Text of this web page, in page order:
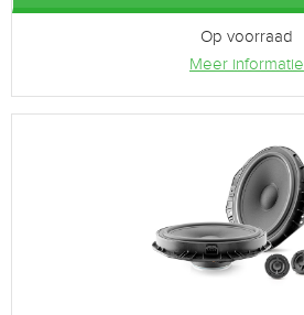
Op voorraad
Meer informatie